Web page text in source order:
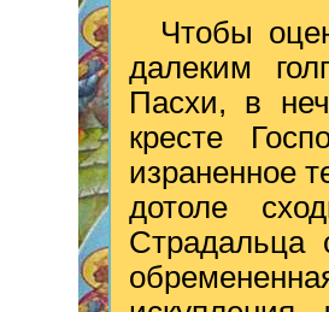
Чтобы
далеким
Пасхи, в
кресте
израненное
дотоле